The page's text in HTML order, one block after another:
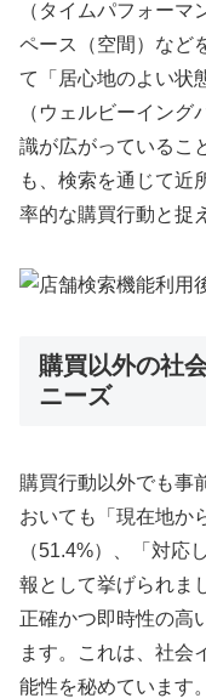
（タイムパフォー
ペース（空間）など
て「居心地のよい状
（ウェルビーイン
識が広がっているこ
も、検索を通じて近
率的な購買行動と捉
購買以外の社
ニーズ
購買行動以外でも事
おいても「現在地か
（51.4%）、「対応
報として挙げられま
正確かつ即時性の高
ます。これは、社会
能性を秘めています。